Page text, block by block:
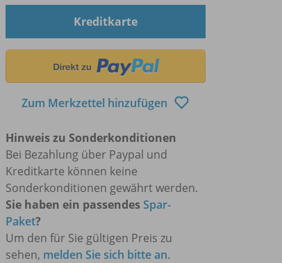
Kreditkarte
Zum Merkzettel hinzufügen
Hinweis zu Sonderkonditionen
Bei Bezahlung über Paypal und
Kreditkarte können keine
Sonderkonditionen gewährt werden.
Sie haben ein passendesSpar-
Paket?
Um den für Sie gültigen Preis zu
sehen, melden Sie sich bitte an.